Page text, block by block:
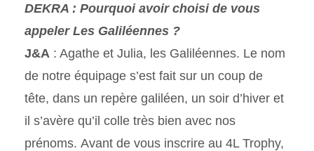
DEKRA : Pourquoi avoir choisi de vous
appeler Les Galiléennes ?
J&A : Agathe et Julia, les Galiléennes. Le nom
de notre équipage s’est fait sur un coup de
tête, dans un repère galiléen, un soir d’hiver et
il s’avère qu’il colle très bien avec nos
prénoms. Avant de vous inscrire au 4L Trophy,